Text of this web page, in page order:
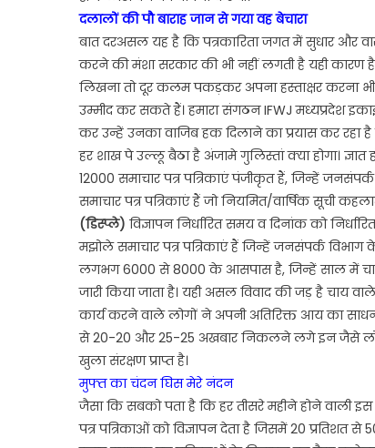
दलालों की पौ बाराह जान से गया वह बेचारा
बात दरअसल यह है कि पत्रकारिता जगत में सुधार और
करने की मंशा सरकार की भी नहीं लगती है यही कारण है
लिखना तो दूर कलम पकड़कर अपना हस्ताक्षर करना
उम्मीद कर सकते हैं। हमारा संगठन IFWJ मध्यप्रदेश
कर उन्हें उनका वाजिब हक दिलाने का प्रयास कर
हर शाख पे उल्लू बैठा है अंजामे गुलिस्तां क्या होगा।
12000 समाचार पत्र पत्रिकाएं पंजीकृत हैं, जिन्हें
समाचार पत्र पत्रिकाएं हैं जो नियमित/वार्षिक सूची
(डिस्प्ले) विज्ञापन निर्धारित समय व दिनांक को
मझोले समाचार पत्र पत्रिकाएं हैं जिन्हें जनसंपर्क
लगभग 6000 से 8000 के आसपास है, जिन्हें साल में चार
जारी किया जाता है। यही असल विवाद की जड़ है
कार्य करने वाले लोगों ने अपनी अतिरिक्त आय का
से 20-20 और 25-25 अखबार निकलने लगे इन जैसे लोगों
खुला संरक्षण प्राप्त है।
मुफ्त का चंदन घिस मेरे नंदन
जैसा कि सबको पता है कि हर तीसरे महीने होने वाली
पत्र पत्रिकाओं को विज्ञापन देता है जिसमें 20